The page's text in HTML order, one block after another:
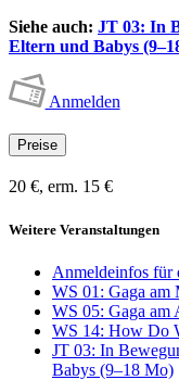
Siehe auch: JT 03: In
Eltern und Babys
Anmelden
Preise
20 €, erm. 15 €
Weitere Veranstaltungen
Anmeldeinfos für
WS 01: Gaga am
WS 05: Gaga am
WS 14: How Do
JT 03: In
Babys (9–18 Mo)